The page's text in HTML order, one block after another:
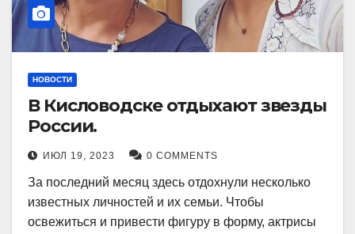
НОВОСТИ
В Кисловодске отдыхают звезды
России.
ИЮЛ 19, 2023 0 COMMENTS
За последний месяц здесь отдохнули несколько
известных личностей и их семьи. Чтобы
освежиться и привести фигуру в форму, актрисы